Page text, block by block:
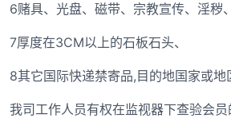
6赌具、光盘、磁带、宗教宣传、淫秽
7厚度在3CM以上的石板石头、
8其它国际快递禁寄品,目的地国家或地
我司工作人员有权在监视器下查验会